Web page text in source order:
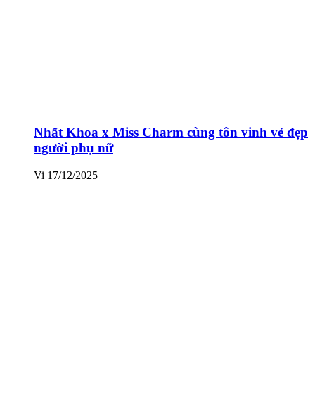
Nhất Khoa x Miss Charm cùng tôn vinh vẻ đẹp
người phụ nữ
Vi 17/12/2025